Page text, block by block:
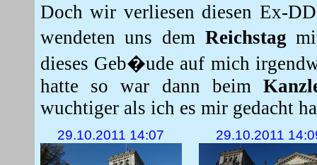
Doch wir verliesen diesen Ex-
wendeten uns dem Reichstag
dieses Geb�ude auf mich
hatte so war dann beim
wuchtiger als ich es mir gedacht
29.10.2011 14:07 29.10.2011